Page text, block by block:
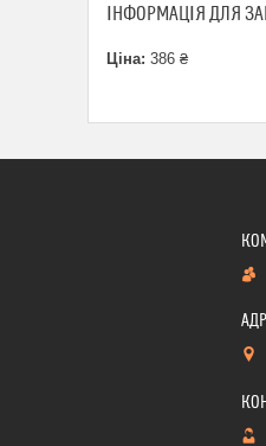
ІНФОРМАЦІЯ ДЛЯ
Ціна: 386 ₴